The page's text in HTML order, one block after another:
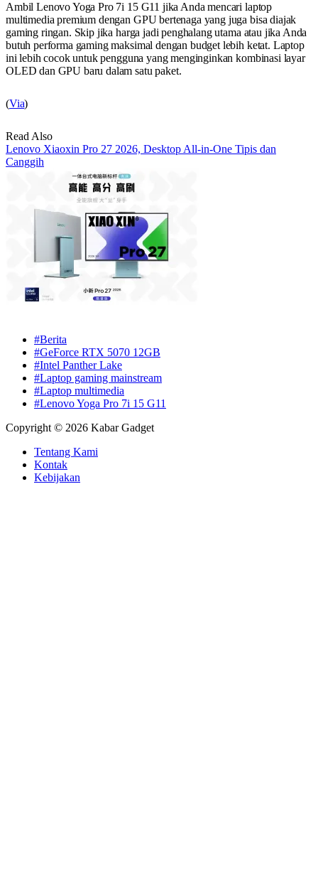
Ambil Lenovo Yoga Pro 7i 15 G11 jika Anda mencari laptop
multimedia premium dengan GPU bertenaga yang juga bisa diajak
gaming ringan. Skip jika harga jadi penghalang utama atau jika Anda
butuh performa gaming maksimal dengan budget lebih ketat. Laptop
ini lebih cocok untuk pengguna yang menginginkan kombinasi layar
OLED dan GPU baru dalam satu paket.
(Via)
Read Also
Lenovo Xiaoxin Pro 27 2026, Desktop All-in-One Tipis dan
Canggih
#Berita
#GeForce RTX 5070 12GB
#Intel Panther Lake
#Laptop gaming mainstream
#Laptop multimedia
#Lenovo Yoga Pro 7i 15 G11
Copyright © 2026 Kabar Gadget
Tentang Kami
Kontak
Kebijakan